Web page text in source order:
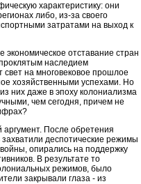
характеристику: они
либо, из-за своего
затратами на выход к
отставание стран
наследием
на многовековое прошлое
хозяйственными успехами. Но
них даже в эпоху колониализма
чем сегодня, причем не
После обретения
захватили деспотические режимы
опирались на поддержку
В результате то
режимов, было
закрывали глаза - из